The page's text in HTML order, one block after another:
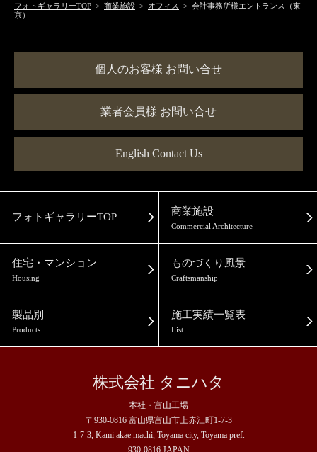
フォトギャラリーTOP > 商業施設 > オフィス
> 会計事務所様エントランス（東
京）
個人のお客様 お問い合せ
業者会員様 お問い合せ
English Contact Us
フォトギャラリーTOP 商業施設
Commercial Architecture
住宅・マンション
Housing
ものづくり風景
Craftsmanship
製品別
Products
施工実績一覧表
List
株式会社 タニハタ
本社・富山工場
〒930-0816 富山県富山市上赤江町1-7-3
1-7-3, Kami akae machi, Toyama city, Toyama pref.
930-0816 JAPAN